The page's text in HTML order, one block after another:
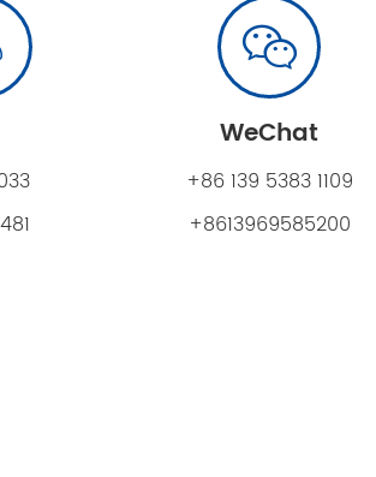
WeChat
+86 139 5383 1109
+8613969585200